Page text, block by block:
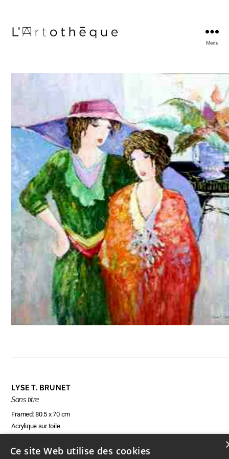
Menu
LYSE T. BRUNET
Sans titre
Framed: 80.5 x 70 cm
Acrylique sur toile
Ce site Web utilise des cookies